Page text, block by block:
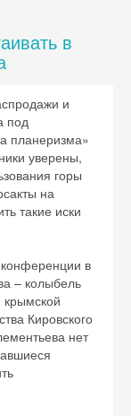
в
и
под
планеризма»
уверены,
горы
на
такие иски
в
– колыбель
крымской
Кировского
нет